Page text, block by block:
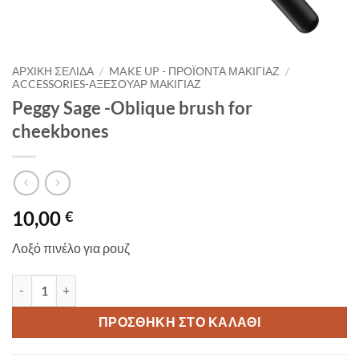
ΑΡΧΙΚΉ ΣΕΛΊΔΑ / MAKE UP - ΠΡΟΪΌΝΤΑ ΜΑΚΙΓΙΆΖ /
ACCESSORIES-ΑΞΕΣΟΥΆΡ ΜΑΚΙΓΙΆΖ
Peggy Sage -Oblique brush for
cheekbones
10,00 €
Λοξό πινέλο για ρουζ
ΠΡΟΣΘΉΚΗ ΣΤΟ ΚΑΛΆΘΙ